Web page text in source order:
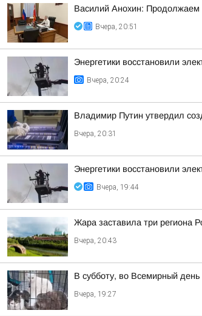
Василий Анохин: Продолжаем
Вчера, 20:51
Энергетики восстановили
Вчера, 20:24
Владимир Путин утвердил
Вчера, 20:31
Энергетики восстановили
Вчера, 19:44
Жара заставила три региона
Вчера, 20:43
В субботу, во Всемирный
Вчера, 19:27